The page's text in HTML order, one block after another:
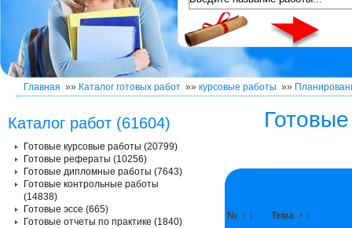
Главная »» Каталог готовых работ »» курсовые работы »»
№ ↑ ↓ Тема ↑ ↓
Каталог работ (61604)
Готовые курсовые работы (20799)
Готовые рефераты (10256)
Готовые дипломные работы (7643)
Готовые контрольные работы
(14838)
Готовые эссе (665)
Готовые отчеты по практике (1840)